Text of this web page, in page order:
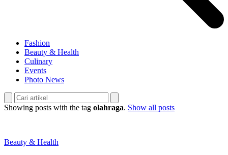
Fashion
Beauty & Health
Culinary
Events
Photo News
Showing posts with the tag olahraga. Show all posts
Beauty & Health